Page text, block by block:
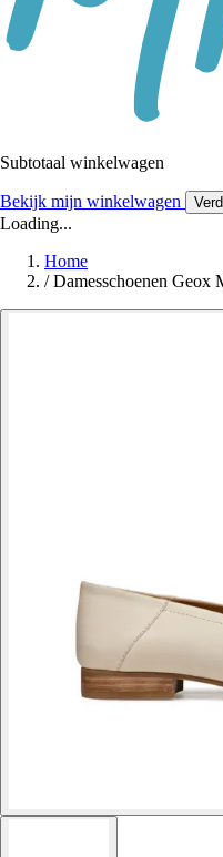
Subtotaal winkelwagen
Bekijk mijn winkelwagen
Loading...
Home
/ Damesschoenen Geox